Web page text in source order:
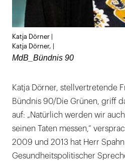
Katja Dörner |
Katja Dörner, |
MdB_Bündnis 90
Katja Dörner, stellvertretende
Bündnis 90/Die Grünen, griff
auf: „Natürlich werden wir
seinen Taten messen,“
2009 und 2013 hat Herr Spahn
Gesundheitspolitischer